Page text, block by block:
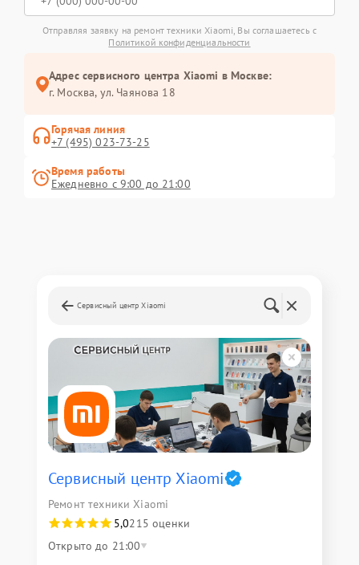
Отправляя заявку на ремонт техники Xiaomi, Вы соглашаетесь с
Политикой конфиденциальности
Адрес сервисного центра Xiaomi в Москве:
г. Москва, ул. Чаянова 18
Горячая линия
+7 (495) 023-73-25
Время работы
Ежедневно с 9:00 до 21:00
Сервисный центр Xiaomi
Сервисный центр Xiaomi
Ремонт техники Xiaomi
5,0215 оценки
Открыто до 21:00